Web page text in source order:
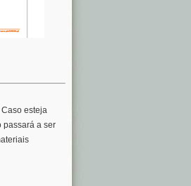
Caso esteja
passará a ser